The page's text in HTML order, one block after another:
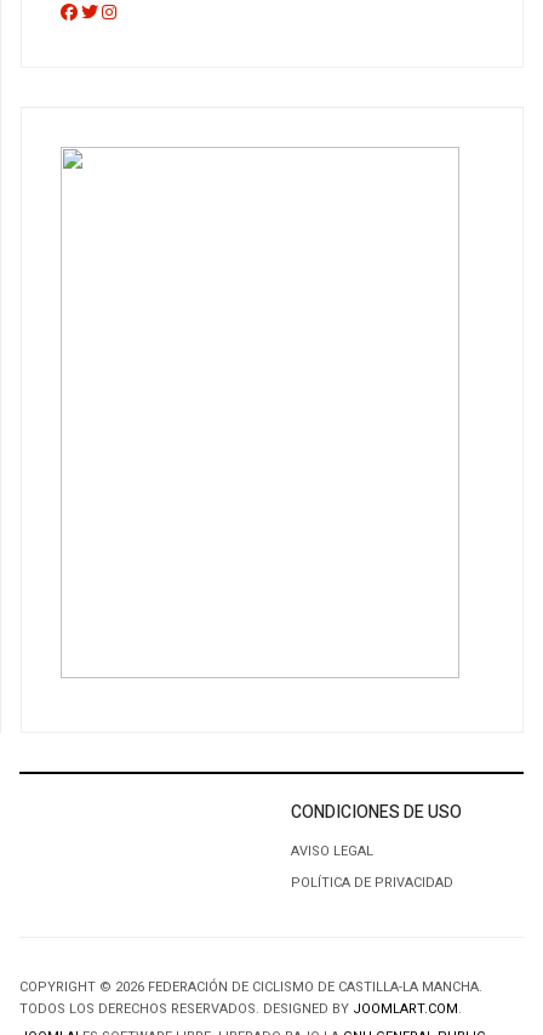
CONDICIONES DE USO
AVISO LEGAL
POLÍTICA DE PRIVACIDAD
COPYRIGHT © 2026 FEDERACIÓN DE CICLISMO DE CASTILLA-LA MANCHA.
TODOS LOS DERECHOS RESERVADOS. DESIGNED BY JOOMLART.COM.